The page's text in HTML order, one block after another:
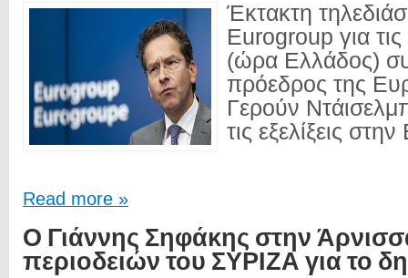
Έκτακτη
Eurogroup για
(ώρα Ελλάδος)
πρόεδρος της
Γερούν
τις εξελίξεις
Read more »
Ο Γιάννης Σηφάκης στην
περιοδειών του ΣΥΡΙΖΑ για το